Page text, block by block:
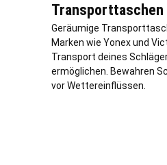
Geräumige
Marken wie Yonex und
Transport deines
ermöglichen. Bewahren
vor Wettereinflüssen.